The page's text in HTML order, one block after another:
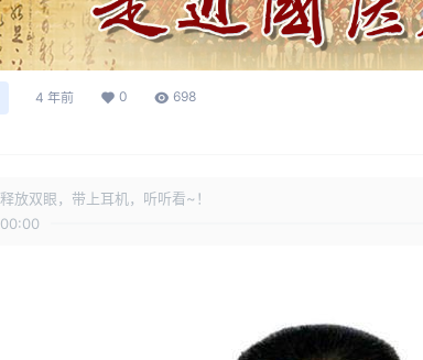
4 年前 0 698
释放双眼，带上耳机，听听看~！
00:00